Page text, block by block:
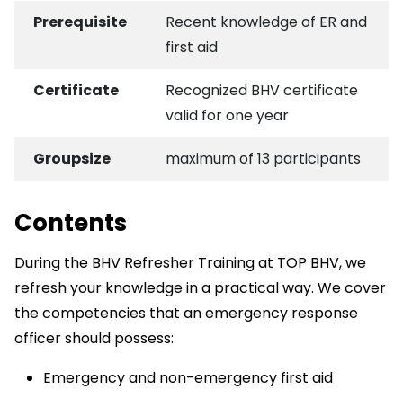
Prerequisite
Recent knowledge of ER and
first aid
Certificate
Recognized BHV certificate
valid for one year
Groupsize maximum of 13 participants
Contents
During the BHV Refresher Training at TOP BHV, we
refresh your knowledge in a practical way. We cover
the competencies that an emergency response
officer should possess:
Emergency and non-emergency first aid